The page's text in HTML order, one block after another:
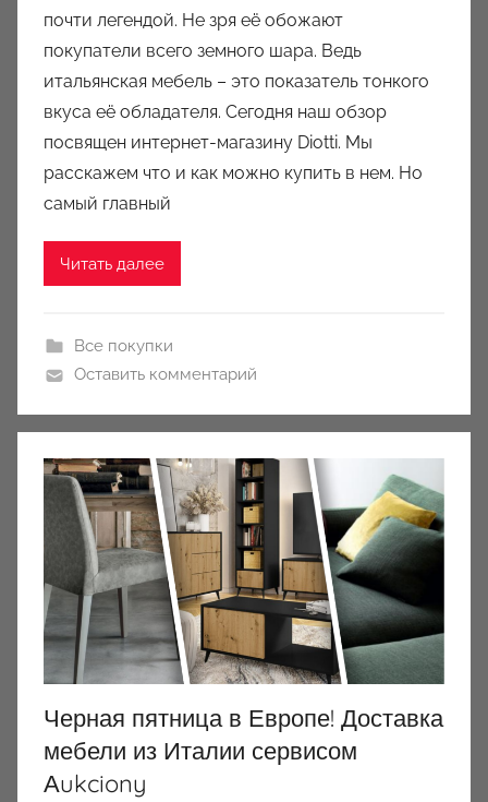
о
м
a
u
k
c
почти легендой. Не зря её обожают
покупатели всего земного шара. Ведь
итальянская мебель – это показатель тонкого
вкуса её обладателя. Сегодня наш обзор
посвящен интернет-магазину Diotti. Мы
расскажем что и как можно купить в нем. Но
самый главный
Читать далее
Все покупки
Оставить комментарий
Черная пятница в Европе! Доставка
мебели из Италии сервисом
Аukciony